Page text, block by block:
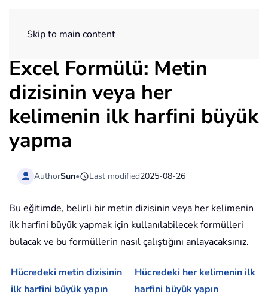
Skip to main content
Excel Formülü: Metin
dizisinin veya her
kelimenin ilk harfini büyük
yapma
AuthorSun• Last modified2025-08-26
Bu eğitimde, belirli bir metin dizisinin veya her kelimenin
ilk harfini büyük yapmak için kullanılabilecek formülleri
bulacak ve bu formüllerin nasıl çalıştığını anlayacaksınız.
Hücredeki metin dizisinin
ilk harfini büyük yapın
Hücredeki her kelimenin ilk
harfini büyük yapın